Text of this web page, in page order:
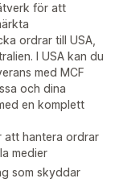
för att
ordrar till USA,
I USA kan du
med MCF
och dina
en komplett
att hantera ordrar
medier
som skyddar